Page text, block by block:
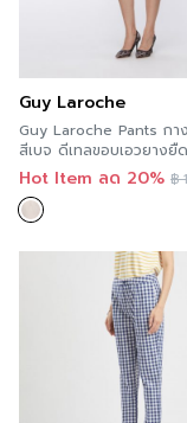
Guy Laroche
Guy Laroche Pants กา
สีเบจ ดีเทลขอบเอวยางยื
G9XIBE
Hot Item ลด 20% ฿